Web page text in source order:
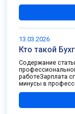
13.03.2026
Кто такой
Содержание
работеЗарплата
минусы в